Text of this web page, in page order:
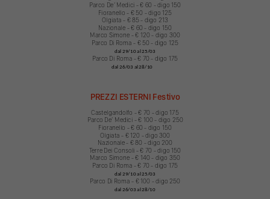
Parco Deʼ Medici - € 60 - digo 150
Fioranello - € 50 - digo 125
Olgiata - € 85 - digo 213
Nazionale - € 60 - digo 150
Marco Simone - € 120 - digo 300
Parco Di Roma - € 50 - digo 125
dal 29/10 al 25/03
Parco Di Roma - € 70 - digo 175
dal 26/03 al 28/10
PREZZI ESTERNI Festivo
Castelgandolfo - € 70 - digo 175
Parco Deʼ Medici - € 100 - digo 250
Fioranello - € 60 - digo 150
Olgiata - € 120 - digo 300
Nazionale - € 80 - digo 200
Terre Dei Consoli - € 70 - digo 150
Marco Simone - € 140 - digo 350
Parco Di Roma - € 70 - digo 175
dal 29/10 al 25/03
Parco Di Roma - € 100 - digo 250
dal 26/03 al 28/10